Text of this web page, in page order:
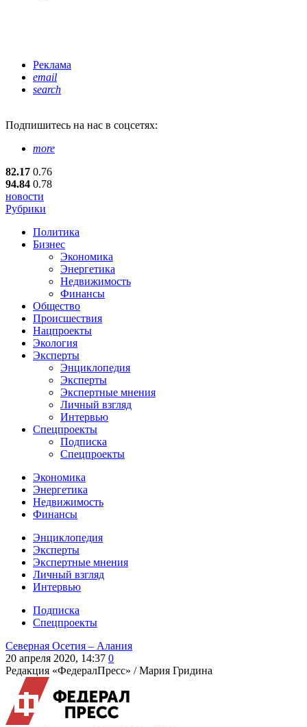
Реклама
email
search
Подпишитесь на нас в соцсетях:
more
82.17 0.76
94.84 0.78
новости
Рубрики
Политика
Бизнес
Экономика
Энергетика
Недвижимость
Финансы
Общество
Происшествия
Нацпроекты
Экология
Эксперты
Энциклопедия
Эксперты
Экспертные мнения
Личный взгляд
Интервью
Спецпроекты
Подписка
Спецпроекты
Экономика
Энергетика
Недвижимость
Финансы
Энциклопедия
Эксперты
Экспертные мнения
Личный взгляд
Интервью
Подписка
Спецпроекты
Северная Осетия – Алания
20 апреля 2020, 14:37 0
Редакция «ФедералПресс» /Мария Гридина